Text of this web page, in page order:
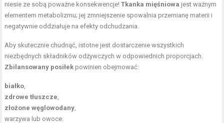
niesie ze sobą poważne konsekwencje!Tkanka mięśniowa jest ważnym
elementem metabolizmu; jej zmniejszenie spowalnia przemianę materii i
negatywnie oddziałuje na efekty odchudzania.
Aby skutecznie chudnąć, istotne jest dostarczenie wszystkich
niezbędnych składników odżywczych w odpowiednich proporcjach.
Zbilansowany posiłek powinien obejmować:
białko,
zdrowe tłuszcze,
złożone węglowodany,
warzywa lub owoce.